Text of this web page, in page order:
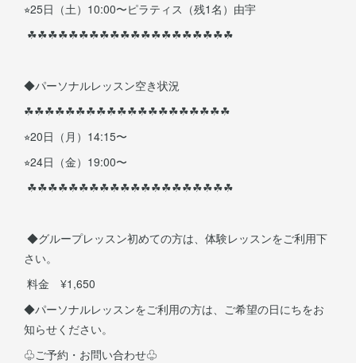
⭐︎25日（土）10:00〜ピラティス（残1名）由宇
☘︎︎☘︎︎☘︎︎☘︎︎☘︎︎☘︎︎☘︎︎☘︎︎☘︎︎☘︎︎☘︎︎☘︎︎☘︎︎☘︎︎☘︎︎☘︎︎☘︎︎☘︎︎☘︎︎☘
◆パーソナルレッスン空き状況
☘︎︎☘︎︎☘︎︎☘︎︎☘︎︎☘︎︎☘︎︎☘︎︎☘︎︎☘︎︎☘︎︎☘︎︎☘︎︎☘︎︎☘︎︎☘︎︎☘︎︎☘︎︎☘︎︎☘
⭐︎20日（月）14:15〜
⭐︎24日（金）19:00〜
☘︎︎☘︎︎☘︎︎☘︎︎☘︎︎☘︎︎☘︎︎☘︎︎☘︎︎☘︎︎☘︎︎☘︎︎☘︎︎☘︎︎☘︎︎☘︎︎☘︎︎☘︎︎☘︎︎☘
◆グループレッスン初めての方は、体験レッスンをご利用下
さい。
料金 ¥1,650
◆パーソナルレッスンをご利用の方は、ご希望の日にちをお
知らせください。
♧︎ご予約・お問い合わせ♧︎